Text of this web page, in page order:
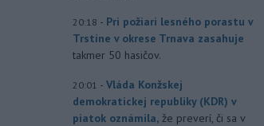
20:18 - Pri požiari lesného porastu v
Trstíne v okrese Trnava zasahuje
takmer 50 hasičov.
20:01 - Vláda Konžskej
demokratickej republiky (KDR) v
piatok oznámila, že preverí, či sa v